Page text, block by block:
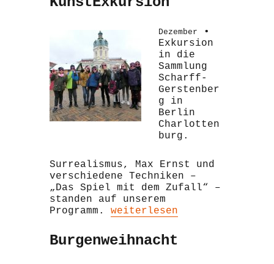
Dezember
•
Exkursion
in die
Sammlung
Scharff-
Gerstenber
g in
Berlin
Charlotten
burg.
Surrealismus, Max Ernst und
verschiedene Techniken –
„Das Spiel mit dem Zufall“ –
standen auf unserem
Programm. „KunstExkursion“
weiterlesen
Burgenweihnacht